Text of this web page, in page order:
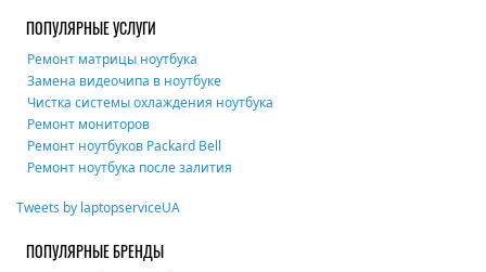
ПОПУЛЯРНЫЕ УСЛУГИ
Ремонт матрицы ноутбука
Замена видеочипа в ноутбуке
Чистка системы охлаждения ноутбука
Ремонт мониторов
Ремонт ноутбуков Packard Bell
Ремонт ноутбука после залития
Tweets by laptopserviceUA
ПОПУЛЯРНЫЕ БРЕНДЫ